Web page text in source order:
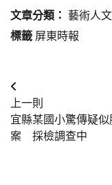
文章分類： 藝術人文
標籤 屏東時報
文
章
導
上一則
宜縣某國小驚傳疑
案 採檢調查中